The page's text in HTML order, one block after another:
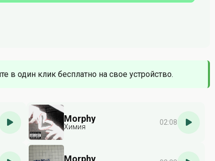
в один клик бесплатно на свое устройство.
Morphy
Химия
02:08
Morphy